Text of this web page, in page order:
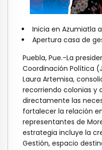
Inicia en Azumiatla
Apertura casa de
Puebla, Pue.-La
Coordinación Política
Laura Artemisa,
recorriendo colonias y
directamente las
fortalecer la relación
representantes de
estrategia incluye la
Gestión, espacio